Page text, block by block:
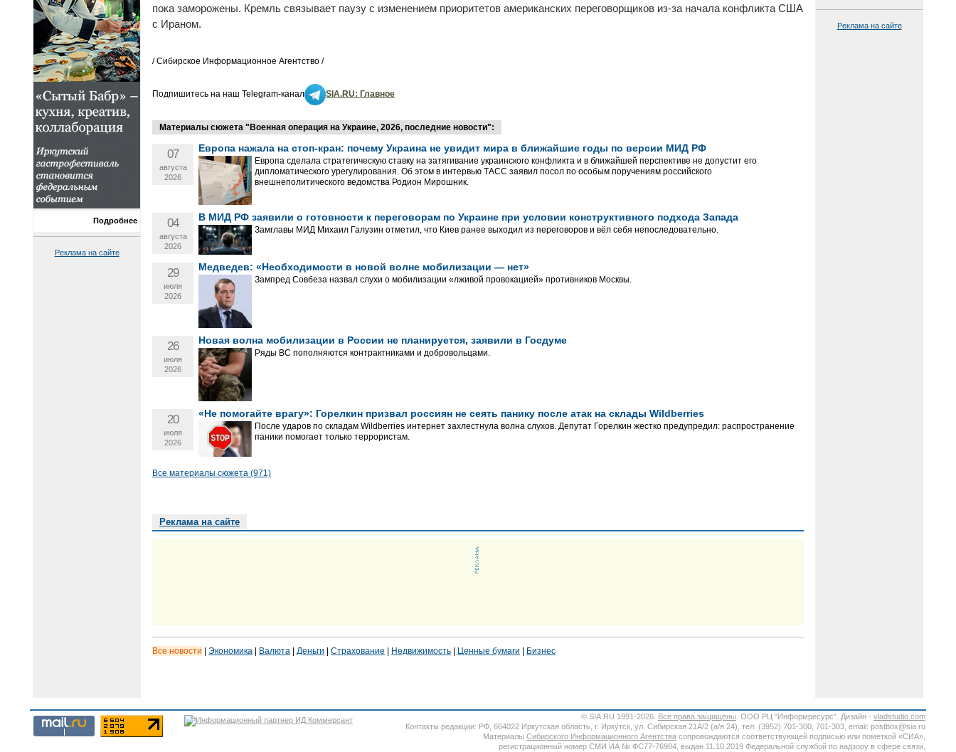
Подробнее
Реклама на сайте
пока заморожены. Кремль связывает паузу с изменением приоритетов американских переговорщиков из-за начала конфликта США
с Ираном.
/ Сибирское Информационное Агентство /
Подпишитесь на наш Telegram-канал SIA.RU: Главное
Материалы сюжета "Военная операция на Украине, 2026, последние новости":
07
августа
2026
Европа нажала на стоп-кран: почему Украина не увидит мира в ближайшие годы по версии МИД РФ
Европа сделала стратегическую ставку на затягивание украинского конфликта и в ближайшей перспективе не допустит его
дипломатического урегулирования. Об этом в интервью ТАСС заявил посол по особым поручениям российского
внешнеполитического ведомства Родион Мирошник.
04
августа
2026
В МИД РФ заявили о готовности к переговорам по Украине при условии конструктивного подхода Запада
Замглавы МИД Михаил Галузин отметил, что Киев ранее выходил из переговоров и вёл себя непоследовательно.
29
июля
2026
Медведев: «Необходимости в новой волне мобилизации — нет»
Зампред Совбеза назвал слухи о мобилизации «лживой провокацией» противников Москвы.
26
июля
2026
Новая волна мобилизации в России не планируется, заявили в Госдуме
Ряды ВС пополняются контрактниками и добровольцами.
20
июля
2026
«Не помогайте врагу»: Горелкин призвал россиян не сеять панику после атак на склады Wildberries
После ударов по складам Wildberries интернет захлестнула волна слухов. Депутат Горелкин жестко предупредил: распространение
паники помогает только террористам.
Все материалы сюжета (971)
Реклама на сайте
Все новости Экономика Валюта Деньги Страхование Недвижимость Ценные бумаги Бизнес
Реклама на сайте
© SIA.RU 1991-2026. Все права защищены . ООО РЦ "Информресурс". Дизайн - vladstudio.com
Контакты редакции: РФ, 664022 Иркутская область, г. Иркутск, ул. Сибирская 21А/2 (а/я 24), тел. (3952) 701-300, 701-303, email: postbox@sia.ru
Материалы Сибирского Информационного Агентства сопровождаются соответствующей подписью или пометкой «СИА»,
регистрационный номер СМИ ИА № ФС77-76984, выдан 11.10.2019 Федеральной службой по надзору в сфере связи,